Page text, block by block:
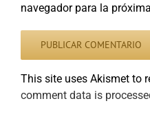
navegador para la
This site uses Akismet to
comment data is